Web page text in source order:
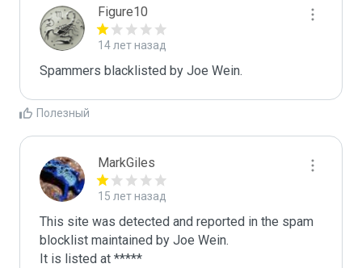
Figure10
14 лет назад
Spammers blacklisted by Joe Wein.
Полезный
MarkGiles
15 лет назад
This site was detected and reported in the spam
blocklist maintained by Joe Wein.
It is listed at *****